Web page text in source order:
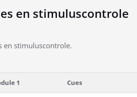
en stimuluscontrole
en stimuluscontrole.
1 Cues